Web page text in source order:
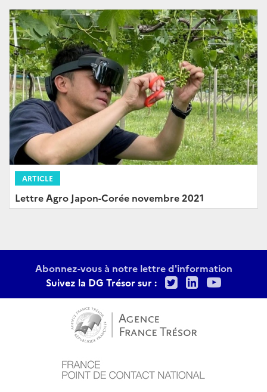
ARTICLE
Lettre Agro Japon-Corée novembre 2021
Abonnez-vous à notre lettre d'information
Suivez la DG Trésor sur :
TwitterLinkedIn